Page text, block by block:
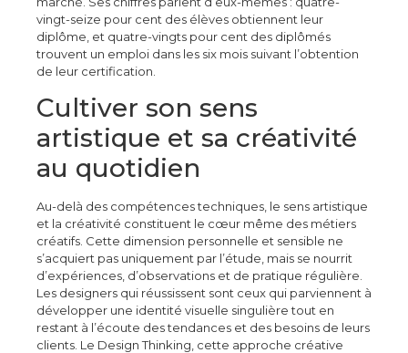
vingt-seize pour cent des élèves obtiennent leur
diplôme, et quatre-vingts pour cent des diplômés
trouvent un emploi dans les six mois suivant l’obtention
de leur certification.
Cultiver son sens
artistique et sa créativité
au quotidien
Au-delà des compétences techniques, le sens artistique
et la créativité constituent le cœur même des métiers
créatifs. Cette dimension personnelle et sensible ne
s’acquiert pas uniquement par l’étude, mais se nourrit
d’expériences, d’observations et de pratique régulière.
Les designers qui réussissent sont ceux qui parviennent à
développer une identité visuelle singulière tout en
restant à l’écoute des tendances et des besoins de leurs
clients. Le Design Thinking, cette approche créative